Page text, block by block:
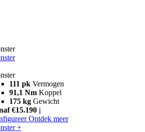
111 pk Vermogen
91,1 Nm Koppel
175 kg Gewicht
€15.190 i
Ontdek meer
+